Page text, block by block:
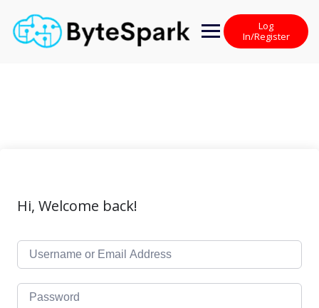
content
Log
In/Register
Hi, Welcome back!